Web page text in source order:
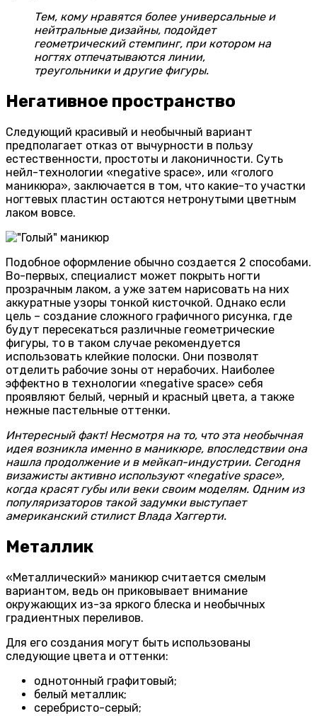
Тем, кому нравятся более универсальные и
нейтральные дизайны, подойдет
геометрический стемпинг, при котором на
ногтях отпечатываются линии,
треугольники и другие фигуры.
Негативное пространство
Следующий красивый и необычный вариант
предполагает отказ от вычурности в пользу
естественности, простоты и лаконичности. Суть
нейл-технологии «negative space», или «голого
маникюра», заключается в том, что какие-то участки
ногтевых пластин остаются нетронутыми цветным
лаком вовсе.
Подобное оформление обычно создается 2 способами.
Во-первых, специалист может покрыть ногти
прозрачным лаком, а уже затем нарисовать на них
аккуратные узоры тонкой кисточкой. Однако если
цель – создание сложного графичного рисунка, где
будут пересекаться различные геометрические
фигуры, то в таком случае рекомендуется
использовать клейкие полоски. Они позволят
отделить рабочие зоны от нерабочих. Наиболее
эффектно в технологии «negative space» себя
проявляют белый, черный и красный цвета, а также
нежные пастельные оттенки.
Интересный факт! Несмотря на то, что эта необычная
идея возникла именно в маникюре, впоследствии она
нашла продолжение и в мейкап-индустрии. Сегодня
визажисты активно используют «negative space»,
когда красят губы или веки своим моделям. Одним из
популяризаторов такой задумки выступает
американский стилист Влада Хаггерти.
Металлик
«Металлический» маникюр считается смелым
вариантом, ведь он приковывает внимание
окружающих из-за яркого блеска и необычных
градиентных переливов.
Для его создания могут быть использованы
следующие цвета и оттенки:
однотонный графитовый;
белый металлик;
серебристо-серый;